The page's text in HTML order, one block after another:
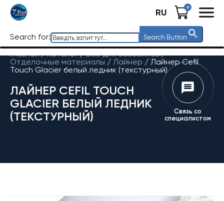
RU 0
Search for: Search Button
Главная / Каталог/Все для бассейнов/
Отделочные материалы / Лайнер / Лайнер Cefil
Touch Glacier белый ледник (текстурный)
ЛАЙНЕР CEFIL TOUCH
GLACIER БЕЛЫЙ ЛЕДНИК
(ТЕКСТУРНЫЙ)
Связь со
специалистом